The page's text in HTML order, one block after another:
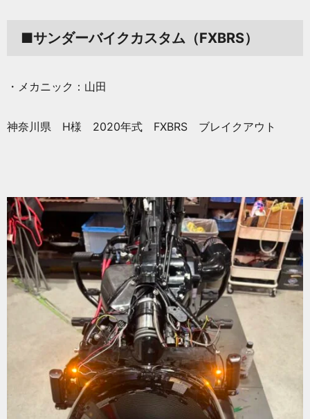
■サンダーバイクカスタム（FXBRS）
・メカニック：山田
神奈川県 H様 2020年式 FXBRS ブレイクアウト